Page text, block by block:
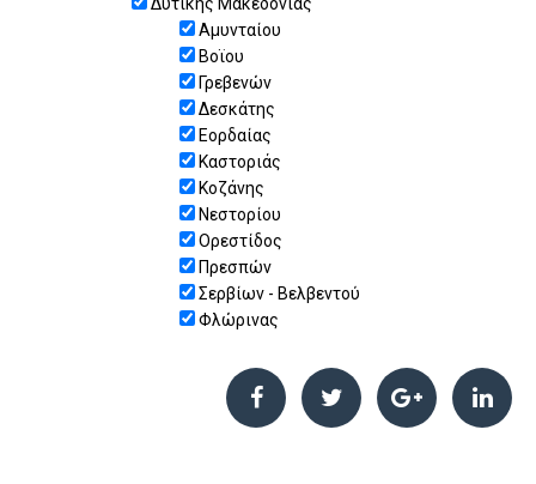
Αμυνταίου
Βοϊου
Γρεβενών
Δεσκάτης
Εορδαίας
Καστοριάς
Κοζάνης
Νεστορίου
Ορεστίδος
Πρεσπών
Σερβίων - Βελβεντού
Φλώρινας